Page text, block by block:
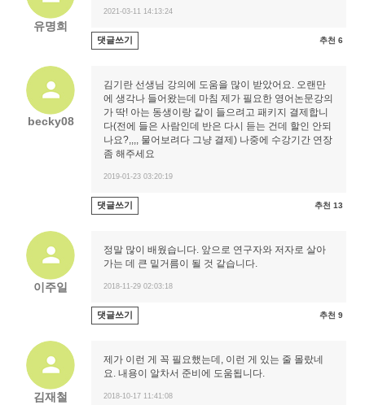
유명희
2021-03-11 14:13:24
댓글쓰기 추천 6
becky08
김기란 선생님 강의에 도움을 많이 받았어요. 오랜만
에 생각나 들어왔는데 마침 제가 필요한 영어논문강의
가 딱! 아는 동생이랑 같이 들으려고 패키지 결제합니
다(전에 들은 사람인데 반은 다시 듣는 건데 할인 안되
나요?,,,, 물어보려다 그냥 결제) 나중에 수강기간 연장
좀 해주세요
2019-01-23 03:20:19
댓글쓰기 추천 13
이주일
정말 많이 배웠습니다. 앞으로 연구자와 저자로 살아
가는 데 큰 밑거름이 될 것 같습니다.
2018-11-29 02:03:18
댓글쓰기 추천 9
김재철
제가 이런 게 꼭 필요했는데, 이런 게 있는 줄 몰랐네
요. 내용이 알차서 준비에 도움됩니다.
2018-10-17 11:41:08